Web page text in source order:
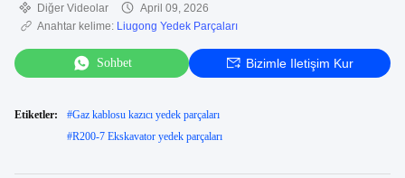
Diğer Videolar
April 09, 2026
Anahtar kelime: Liugong Yedek Parçaları
Sohbet Bizimle Iletişim Kur
Etiketler: #Gaz kablosu kazıcı yedek parçaları
#R200-7 Ekskavator yedek parçaları